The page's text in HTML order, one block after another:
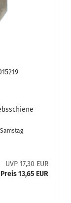
UVP 17,30 EUR
13,65 EUR